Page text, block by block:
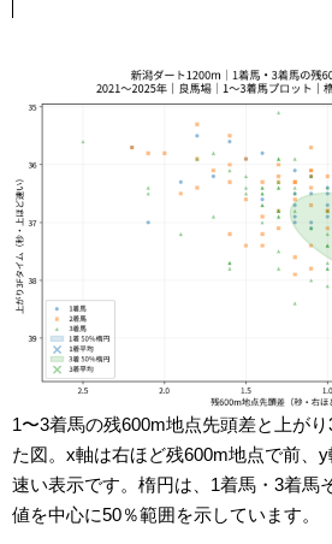
1〜3着馬の残600m地点先頭差と上が
た図。x軸は右ほど残600m地点で前、
速い表示です。楕円は、1着馬・3着馬
値を中心に50％範囲を示しています。